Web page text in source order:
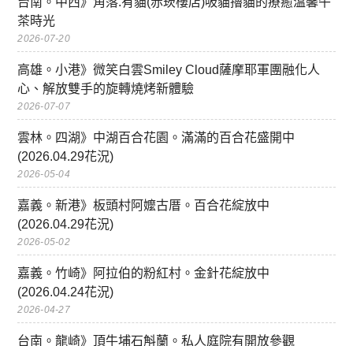
茶時光
2026-07-20
高雄。小港》微笑白雲Smiley Cloud薩摩耶軍團融化人
心、解放雙手的旋轉燒烤新體驗
2026-07-07
雲林。四湖》中湖百合花園。滿滿的百合花盛開中
(2026.04.29花況)
2026-05-04
嘉義。新港》板頭村阿嬤古厝。百合花綻放中
(2026.04.29花況)
2026-05-02
嘉義。竹崎》阿拉伯的粉紅村。金針花綻放中
(2026.04.24花況)
2026-04-27
台南。龍崎》頂牛埔石斛蘭。私人庭院有開放參觀